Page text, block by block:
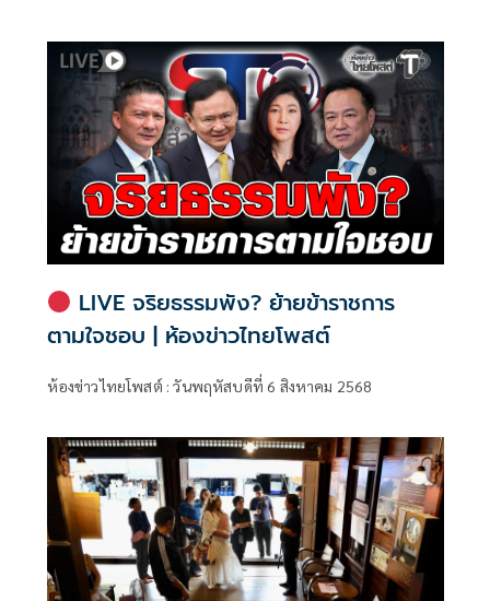
LIVE จริยธรรมพัง? ย้ายข้าราชการ
ตามใจชอบ | ห้องข่าวไทยโพสต์
ห้องข่าวไทยโพสต์ : วันพฤหัสบดีที่ 6 สิงหาคม 2568